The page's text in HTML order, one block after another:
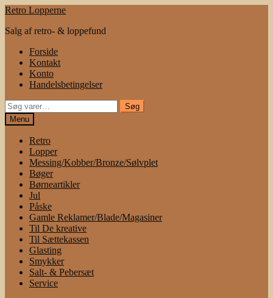
Spring
navigation
Spring
indhold
Retro Lopperne
Salg af retro- & loppefund
Forside
Kontakt
Konto
Handelsbetingelser
Søg
efter:
Søg
Menu
Retro
Lopper
Messing/Kobber/Bronze/Sølvplet
Bøger
Børneartikler
Jul
Påske
Gamle Reklamer/Blade/Magasiner
Til De kreative
Til Sættekassen
Glasting
Smykker
Salt- & Pebersæt
Service